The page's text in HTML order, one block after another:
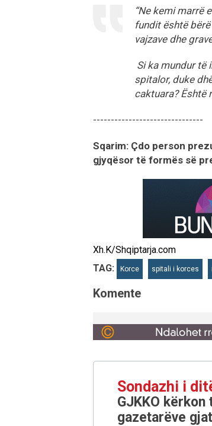
“Ne kemi marrë
fundit është
vajzave dhe
Si ka mundur të
spitalor, duke
caktuara? Është
-------------------------------
Sqarim: Çdo person
gjyqësor të formës së
Xh.K/Shqiptarja.com
TAG:
Korce spitali i korces
Komente
Sondazhi i
GJKKO
gazetarëve